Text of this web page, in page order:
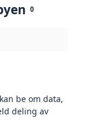
0
be om data,
deling av